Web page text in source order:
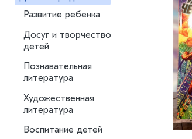
Развитие ребенка
Досуг и творчество
детей
Познавательная
литература
Художественная
литература
Воспитание детей